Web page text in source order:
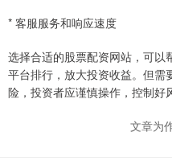
* 客服服务和响应速度
选择合适的股票配资网站，可以
平台排行，放大投资收益。但需
险，投资者应谨慎操作，控制好
文章为